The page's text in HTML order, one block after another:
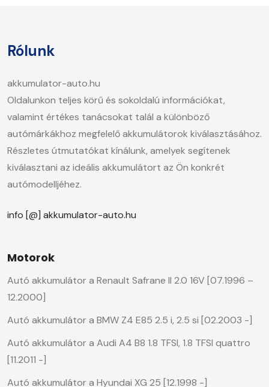
Rólunk
akkumulator-auto.hu
Oldalunkon teljes körű és sokoldalú információkat,
valamint értékes tanácsokat talál a különböző
autómárkákhoz megfelelő akkumulátorok kiválasztásához.
Részletes útmutatókat kínálunk, amelyek segítenek
kiválasztani az ideális akkumulátort az Ön konkrét
autómodelljéhez.
info [@] akkumulator-auto.hu
Motorok
Autó akkumulátor a Renault Safrane II 2.0 16V [07.1996 –
12.2000]
Autó akkumulátor a BMW Z4 E85 2.5 i, 2.5 si [02.2003 -]
Autó akkumulátor a Audi A4 B8 1.8 TFSI, 1.8 TFSI quattro
[11.2011 -]
Autó akkumulátor a Hyundai XG 25 [12.1998 -]